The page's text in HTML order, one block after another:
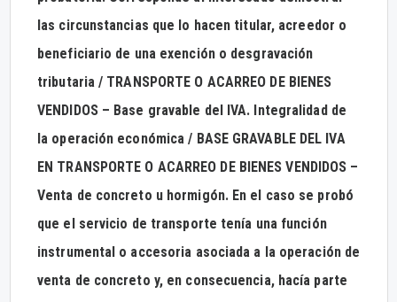
las circunstancias que lo hacen titular, acreedor o
beneficiario de una exención o desgravación
tributaria / TRANSPORTE O ACARREO DE BIENES
VENDIDOS – Base gravable del IVA. Integralidad de
la operación económica / BASE GRAVABLE DEL IVA
EN TRANSPORTE O ACARREO DE BIENES VENDIDOS –
Venta de concreto u hormigón. En el caso se probó
que el servicio de transporte tenía una función
instrumental o accesoria asociada a la operación de
venta de concreto y, en consecuencia, hacía parte